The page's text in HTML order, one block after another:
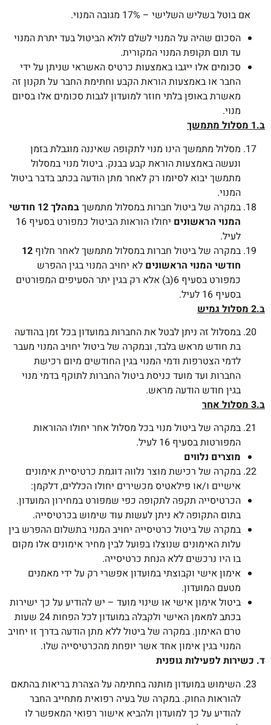
אם בוטל בשליש השלישי – 17% מגובה המנוי.
הסכום שהיה על המנוי לשלם לולא הביטול בעד יתרת המנוי
עד תום תקופת המנוי המקורית.
סכומים אלו ייגבו באמצעות כרטיס האשראי שניתן על ידי
החבר או באמצעות הוראת הקבע וחתימת החבר על תקנון זה
מאשרת באופן בלתי חוזר למועדון לגבות סכומים אלו בסיום
מנוי.
ב.1 מסלול מתמשך
מסלול מתמשך הינו מנוי לתקופה שאיננה מוגבלת בזמן
ונעשה באמצעות הוראת קבע בבנק. ביטול מנוי במסלול
מתמשך יבוא לסיומו רק לאחר מתן הודעה בכתב בדבר ביטול
המנוי.
במקרה של ביטול חברות במסלול מתמשך
במהלך 12 חודשי
המנוי הראשונים
יחולו הוראות הביטול כמפורט בסעיף 16
לעיל.
במקרה של ביטול חברות במסלול מתמשך לאחר חלוף 12
חודשי המנוי הראשונים לא יחויב המנוי בגין ההפרש
כמפורט בסעיף 6(ב) אלא רק בגין יתר הסעיפים המפורטים
בסעיף 16 לעיל.
ב.2 מסלול גמיש
במסלול זה ניתן לבטל את החברות במועדון בכל זמן בהודעה
בת חודש מראש בלבד, ובמקרה של ביטול יחויב המנוי מעבר
לדמי הצטרפות ודמי המנוי בגין החודשים מיום רכישת
החברות ועד מועד כניסת ביטול החברות לתוקף בדמי מנוי
בגין חודש הודעה מראש.
ב.3 מסלול אחר
במקרה של ביטול מנוי בכל מסלול אחר יחולו ההוראות
המפורטות בסעיף 16 לעיל.
מוצרים נלווים
במקרה של רכישת מוצר נלווה דוגמת כרטיסיית אימונים
אישיים ו/או פילאטיס מכשירים יחולו הכללים, דלקמן:
הכרטיסייה תקפה לתקופה כפי שמפורט במחירון המועדון.
בתום התקופה לא ניתן לעשות עוד שימוש בכרטיסייה.
במקרה של ביטול כרטיסייה יחויב המנוי בתשלום ההפרש בין
עלות האימונים שנוצלו בפועל לבין מחיר אימונים אלו מקום
בו היו נרכשים ללא הנחת כרטיסייה.
אימון אישי וקבוצתי במועדון אפשרי רק על ידי מאמנים
מטעם המועדון.
ביטול אימון אישי או שינוי מועד – יש להודיע על כך ישירות
בכתב למאמן האישי ולקבלה במועדון לכל הפחות 24 שעות
טרם האימון. במקרה של ביטול ללא מתן הודעה בדרך זו יחויב
המנוי בגין אימון אחד אשר יופחת מהכרטיסייה שלו.
ד. כשירות לפעילות גופנית
השימוש במועדון מותנה בחתימה על הצהרת בריאות בהתאם
להוראות החוק. במקרה של בעיה רפואית מתחייב החבר
להודיע על כך למועדון ולהביא אישור רפואי המאפשר לו